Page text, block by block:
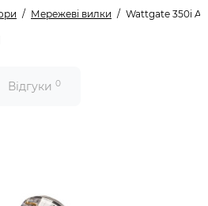
Мережеві вилки Wattgate 350i
Відгуки 0